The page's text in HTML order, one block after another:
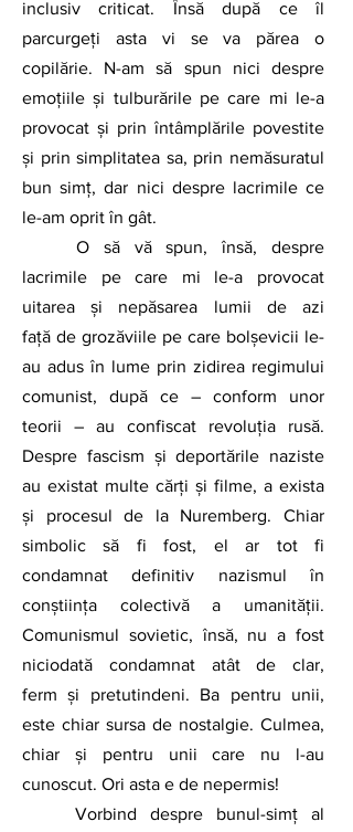
inclusiv criticat. Însă după ce îl
parcurgeți asta vi se va părea o
copilărie. N-am să spun nici despre
emoțiile și tulburările pe care mi le-a
provocat și prin întâmplările povestite
și prin simplitatea sa, prin nemăsuratul
bun simţ, dar nici despre lacrimile ce
le-am oprit în gât.
lacrimile pe care mi le-a provocat
uitarea şi nepăsarea lumii de azi
față de grozăviile pe care bolşevicii le-
au adus în lume prin zidirea regimului
comunist, după ce – conform unor
teorii – au confiscat revoluţia rusă.
Despre fascism şi deportările naziste
au existat multe cărţi şi filme, a exista
şi procesul de la Nuremberg. Chiar
simbolic să fi fost, el ar tot fi
condamnat definitiv nazismul în
conştiinţa colectivă a umanităţii.
Comunismul sovietic, însă, nu a fost
niciodată condamnat atât de clar,
ferm și pretutindeni. Ba pentru unii,
este chiar sursa de nostalgie. Culmea,
chiar şi pentru unii care nu l-au
cunoscut. Ori asta e de nepermis!